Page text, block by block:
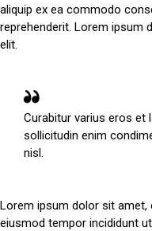
aliquip ex ea commodo
reprehenderit. Lorem ipsum
elit.
Curabitur varius eros et
sollicitudin enim
nisl.
Lorem ipsum dolor sit amet,
eiusmod tempor incididunt